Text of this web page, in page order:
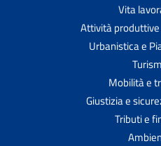
Vita
Attività
Urbanistica e
Mobilità e
Giustizia e
Tributi e